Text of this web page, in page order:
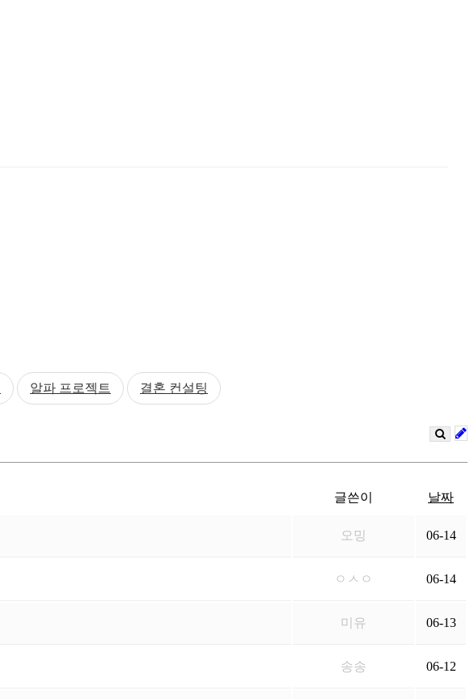
알파 프로젝트 결혼 컨설팅
글쓴이 날짜
오밍 06-14
ㅇㅅㅇ 06-14
미유 06-13
송송 06-12